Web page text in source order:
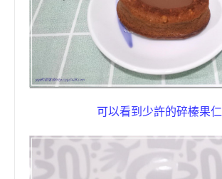
可以看到少許的碎榛果仁